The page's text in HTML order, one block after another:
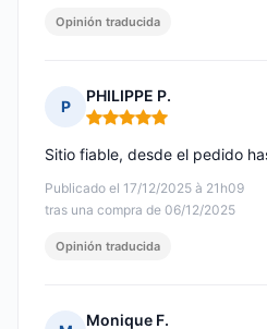
Opinión traducida
P
PHILIPPE P.
Nota: 5 de 5
Publicado el 17/12/2025 à 21h09
tras una compra de 06/12/2025
Sitio fiable, desde el pedido
Opinión traducida
Monique F.